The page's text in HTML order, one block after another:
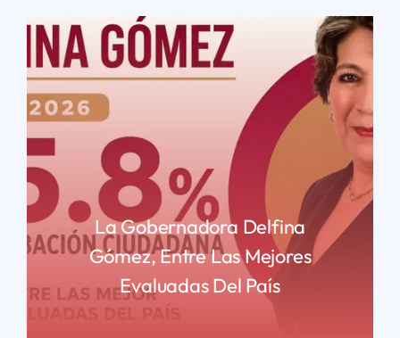
La Gobernadora Delfina
Gómez, Entre Las Mejores
Evaluadas Del País